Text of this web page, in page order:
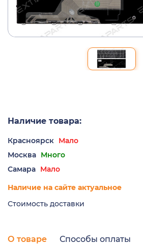
Наличие товара:
Красноярск Мало
Москва Много
Самара Мало
Наличие на сайте актуальное
Стоимость доставки
О товаре Способы оплаты